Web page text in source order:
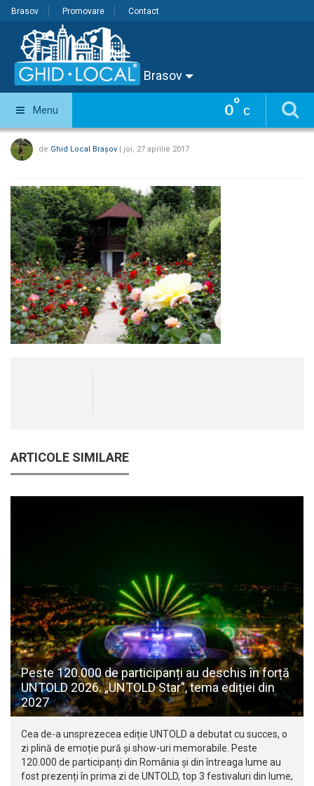
Brasov Promovare Contact
Brasov
0° C
Menu
de Ghid Local Brașov | joi, 27 aprilie 2017
ARTICOLE SIMILARE
Peste 120.000 de participanți au deschis în forță
UNTOLD 2026. „UNTOLD Star”, tema ediției din
2027
Cea de-a unsprezecea ediție UNTOLD a debutat cu succes, o
zi plină de emoție pură și show-uri memorabile. Peste
120.000 de participanți din România și din întreaga lume au
fost prezenți în prima zi de UNTOLD, top 3 festivaluri din lume,